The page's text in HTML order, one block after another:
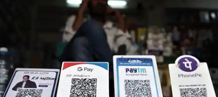
New UPI rule: యూపీఐ సేవల్లో
ఒత్తిడి తగ్గించేందుకు ఎన్‌పీసీఐ కీలక
నిర్ణయాలు!
Jayachandra Akuri Jul 26, 2025 10:25 am
ఈ వార్తాకథనం ఏంటి